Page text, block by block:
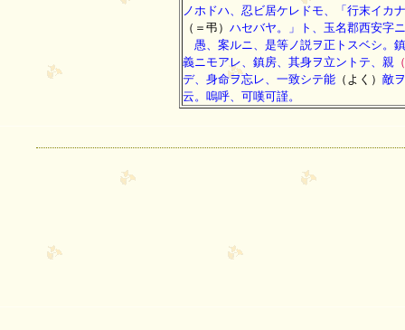
ノホドハ、忍ビ居ケレドモ、「行末イカ
（＝弔） ハセバヤ。」ト、玉名郡西安字
愚、案ルニ、是等ノ説ヲ正トスベシ。
義ニモアレ、鎮房、其身ヲ立ントテ、親
デ、身命ヲ忘レ、一致シテ能 （よく） 敵
云。嗚呼、可嘆可謹。